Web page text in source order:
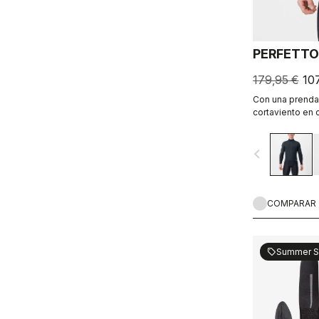
179,95 €
Con una
cortaviento en
como si fuese
protección
transpirable,
parte
navigate_before
COMPARAR
sellSummer